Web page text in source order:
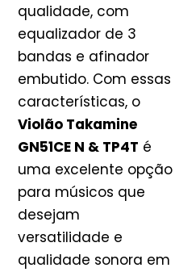
qualidade, com
equalizador de 3
bandas e afinador
embutido. Com essas
características, o
Violão Takamine
GN51CE N & TP4T é
uma excelente opção
para músicos que
desejam
versatilidade e
qualidade sonora em